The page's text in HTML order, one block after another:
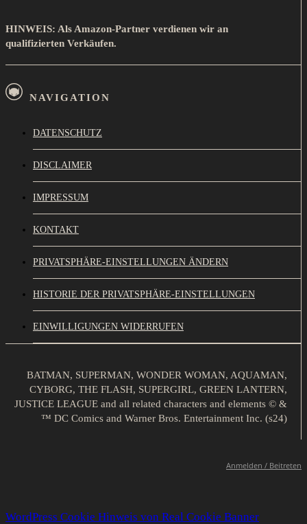
HINWEIS: Als Amazon-Partner verdienen wir an
qualifizierten Verkäufen.
NAVIGATION
DATENSCHUTZ
DISCLAIMER
IMPRESSUM
KONTAKT
PRIVATSPHÄRE-EINSTELLUNGEN ÄNDERN
HISTORIE DER PRIVATSPHÄRE-EINSTELLUNGEN
EINWILLIGUNGEN WIDERRUFEN
BATMAN, SUPERMAN, WONDER WOMAN, AQUAMAN,
CYBORG, THE FLASH, SUPERGIRL, GREEN LANTERN,
JUSTICE LEAGUE and all related characters and elements © &
™ DC Comics and Warner Bros. Entertainment Inc. (s24)
Anmelden / Beitreten
WordPress Cookie Hinweis von Real Cookie Banner